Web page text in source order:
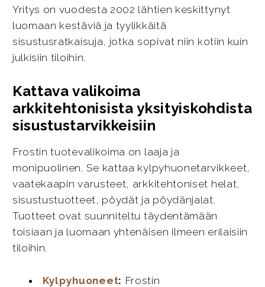
Yritys on vuodesta 2002 lähtien keskittynyt
luomaan kestäviä ja tyylikkäitä
sisustusratkaisuja, jotka sopivat niin kotiin kuin
julkisiin tiloihin.
Kattava valikoima
arkkitehtonisista yksityiskohdista
sisustustarvikkeisiin
Frostin tuotevalikoima on laaja ja
monipuolinen. Se kattaa kylpyhuonetarvikkeet,
vaatekaapin varusteet, arkkitehtoniset helat,
sisustustuotteet, pöydät ja pöydänjalat.
Tuotteet ovat suunniteltu täydentämään
toisiaan ja luomaan yhtenäisen ilmeen erilaisiin
tiloihin.
Kylpyhuoneet: Frostin